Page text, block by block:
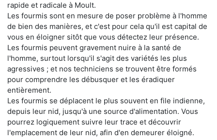
rapide et radicale à Moult.
Les fourmis sont en mesure de poser problème à l'homme
de bien des manières, et c'est pour cela qu'il est capital de
vous en éloigner sitôt que vous détectez leur présence.
Les fourmis peuvent gravement nuire à la santé de
l'homme, surtout lorsqu'il s'agit des variétés les plus
agressives ; et nos techniciens se trouvent être formés
pour comprendre les débusquer et les éradiquer
entièrement.
Les fourmis se déplacent le plus souvent en file indienne,
depuis leur nid, jusqu'à une source d'alimentation. Vous
pourrez logiquement suivre leur trace et découvrir
l'emplacement de leur nid, afin d'en demeurer éloigné.